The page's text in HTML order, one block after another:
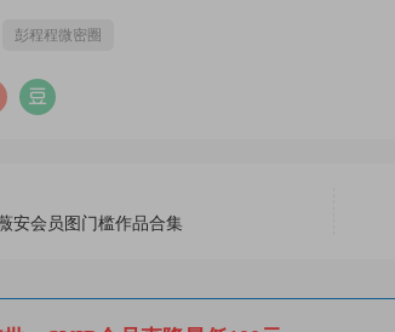
彭程程微密圈
安会员图门槛作品合集